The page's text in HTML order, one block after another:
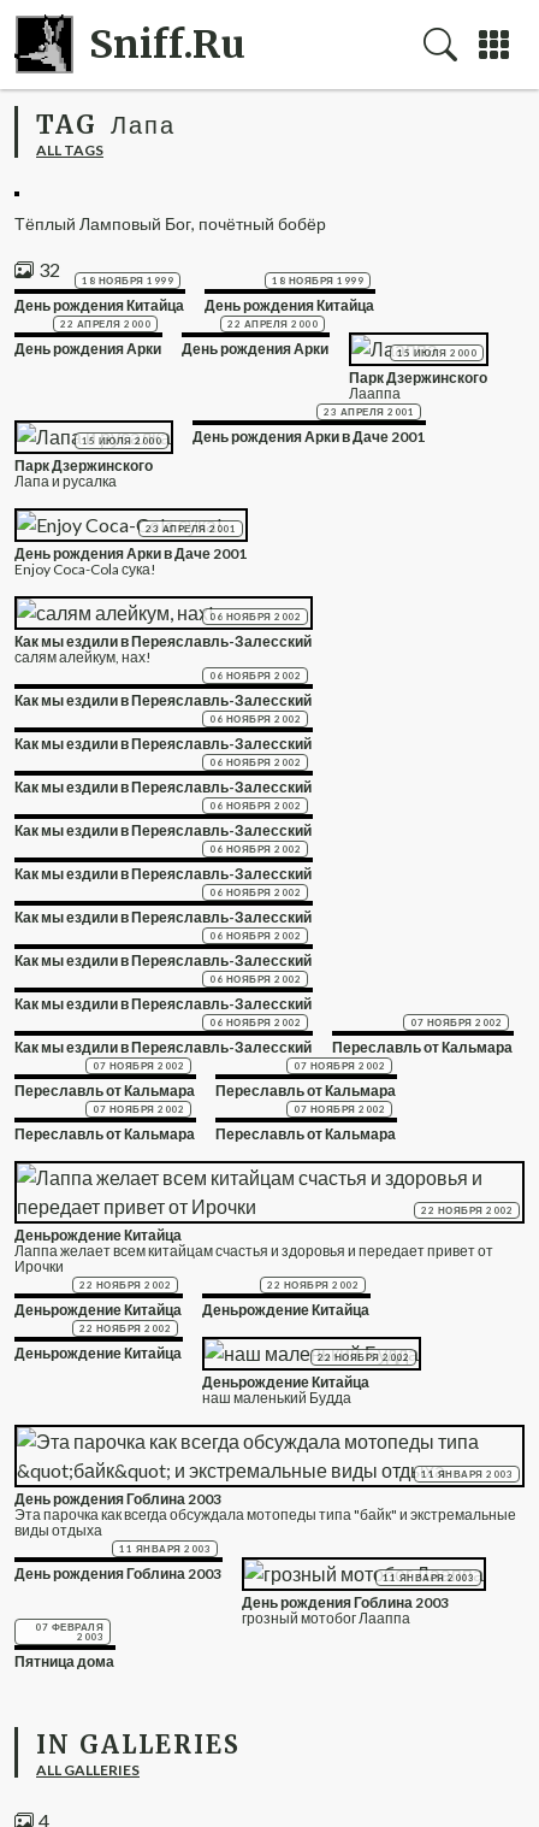
Sniff.Ru
TAG Лапа
ALL TAGS
Тёплый Ламповый Бог, почётный бобёр
32 18 НОЯБРЯ 1999
День рождения Китайца
18 НОЯБРЯ 1999
День рождения Китайца
22 АПРЕЛЯ 2000
День рождения Арки
22 АПРЕЛЯ 2000
День рождения Арки 15 ИЮЛЯ 2000
Парк Дзержинского
Лааппа
15 ИЮЛЯ 2000
Парк Дзержинского
Лапа и русалка
23 АПРЕЛЯ 2001
День рождения Арки в Даче 2001
23 АПРЕЛЯ 2001
День рождения Арки в Даче 2001
Enjoy Coca-Cola сука!
06 НОЯБРЯ 2002
Как мы ездили в Переяславль-Залесский
салям алейкум, нах!
06 НОЯБРЯ 2002
Как мы ездили в Переяславль-Залесский
06 НОЯБРЯ 2002
Как мы ездили в Переяславль-Залесский
06 НОЯБРЯ 2002
Как мы ездили в Переяславль-Залесский
06 НОЯБРЯ 2002
Как мы ездили в Переяславль-Залесский
06 НОЯБРЯ 2002
Как мы ездили в Переяславль-Залесский
06 НОЯБРЯ 2002
Как мы ездили в Переяславль-Залесский
06 НОЯБРЯ 2002
Как мы ездили в Переяславль-Залесский
06 НОЯБРЯ 2002
Как мы ездили в Переяславль-Залесский
06 НОЯБРЯ 2002
Как мы ездили в Переяславль-Залесский
07 НОЯБРЯ 2002
Переславль от Кальмара
07 НОЯБРЯ 2002
Переславль от Кальмара
07 НОЯБРЯ 2002
Переславль от Кальмара
07 НОЯБРЯ 2002
Переславль от Кальмара
07 НОЯБРЯ 2002
Переславль от Кальмара
22 НОЯБРЯ 2002
Деньрождение Китайца
Лаппа желает всем китайцам счастья и здоровья и передает привет от
Ирочки
22 НОЯБРЯ 2002
Деньрождение Китайца
22 НОЯБРЯ 2002
Деньрождение Китайца
22 НОЯБРЯ 2002
Деньрождение Китайца 22 НОЯБРЯ 2002
Деньрождение Китайца
наш маленький Будда
11 ЯНВАРЯ 2003
День рождения Гоблина 2003
Эта парочка как всегда обсуждала мотопеды типа "байк" и экстремальные
виды отдыха
11 ЯНВАРЯ 2003
День рождения Гоблина 2003 11 ЯНВАРЯ 2003
День рождения Гоблина 2003
грозный мотобог Лааппа
07 ФЕВРАЛЯ
2003
Пятница дома
IN GALLERIES
ALL GALLERIES
4